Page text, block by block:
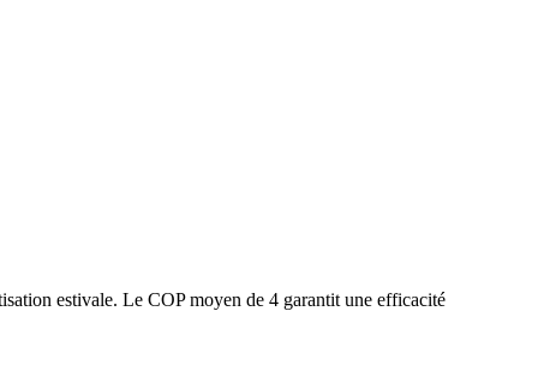
estivale. Le COP moyen de 4 garantit une efficacité